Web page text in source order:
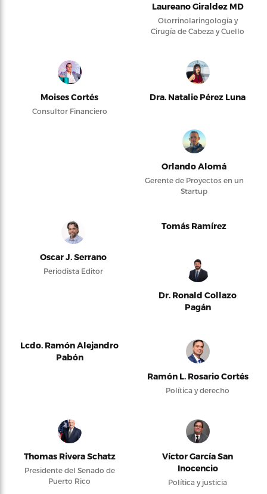
Laureano Giraldez MD
Otorrinolaringología y
Cirugía de Cabeza y Cuello
Moises Cortés
Consultor Financiero
Dra. Natalie Pérez Luna
Orlando Alomá
Gerente de Proyectos en un
Startup
Oscar J. Serrano
Periodista Editor
Tomás Ramírez
Dr. Ronald Collazo
Pagán
Lcdo. Ramón Alejandro
Pabón
Ramón L. Rosario Cortés
Política y derecho
Thomas Rivera Schatz
Presidente del Senado de
Puerto Rico
Víctor García San
Inocencio
Política y justicia